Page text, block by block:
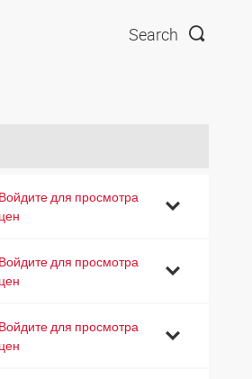
Search
Войдите для просмотра
цен
Войдите для просмотра
цен
Войдите для просмотра
цен